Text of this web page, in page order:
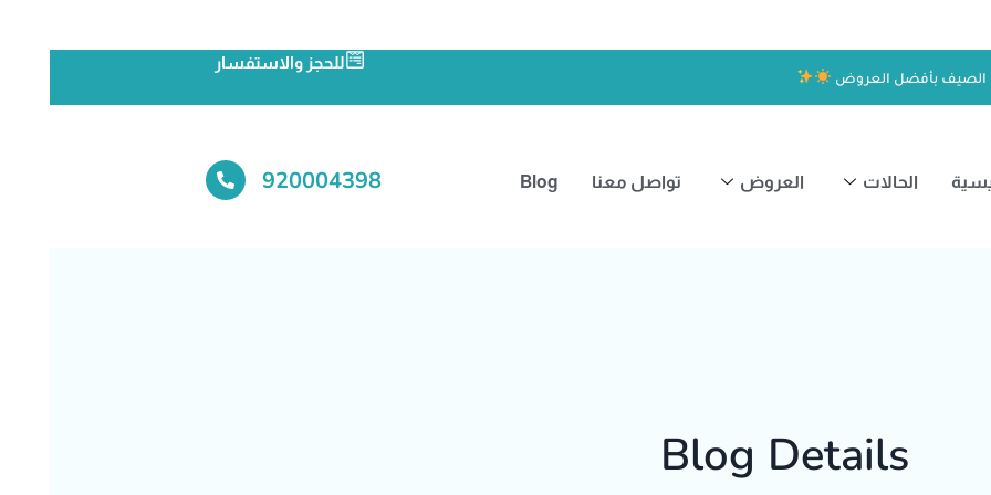
الصيف بأفضل العروض
للحجز والاستفسار
الحالات العروض تواصل معنا Blog
920004398
Blog Details